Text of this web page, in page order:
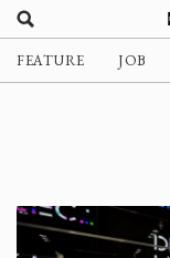
FEATURE JOB